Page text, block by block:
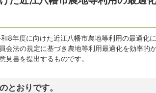
8年度に向けた近江八幡市農地等利用の最適化
会法の規定に基づき農地等利用最適化を効率的
見書を提出するものです。
とおりです。